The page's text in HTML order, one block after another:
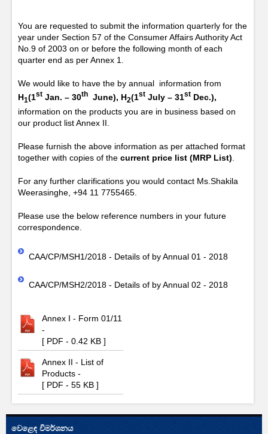
You are requested to submit the information quarterly for the
year under Section 57 of the Consumer Affairs Authority Act
No.9 of 2003 on or before the following month of each
quarter end as per Annex 1.
We would like to have the by annual information from
H1(1st Jan. – 30th June), H2(1st July – 31st Dec.),
information on the products you are in business based on
our product list Annex II.
Please furnish the above information as per attached format
together with copies of the current price list (MRP List)
For any further clarifications you would contact Ms.Shakila
Weerasinghe, +94 11 7755465.
Please use the below reference numbers in your future
correspondence.
CAA/CP/MSH1/2018 - Details of by Annual 01 - 2018
CAA/CP/MSH2/2018 - Details of by Annual 02 - 2018
Annex I - Form 01/11
-
[ PDF - 0.42 KB ]
Annex II - List of
Products -
[ PDF - 55 KB ]
වෙළෙඳ විමර්ශනය